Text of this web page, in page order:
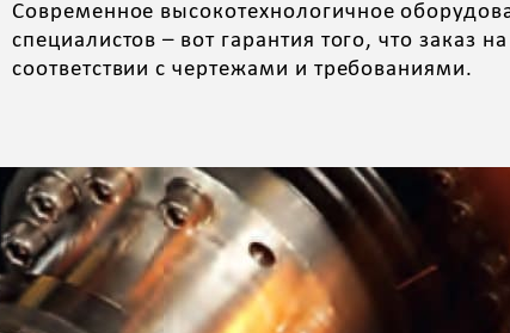
Современное высокотехнологичное
специалистов – вот гарантия того, что заказ
соответствии с чертежами и требованиями.